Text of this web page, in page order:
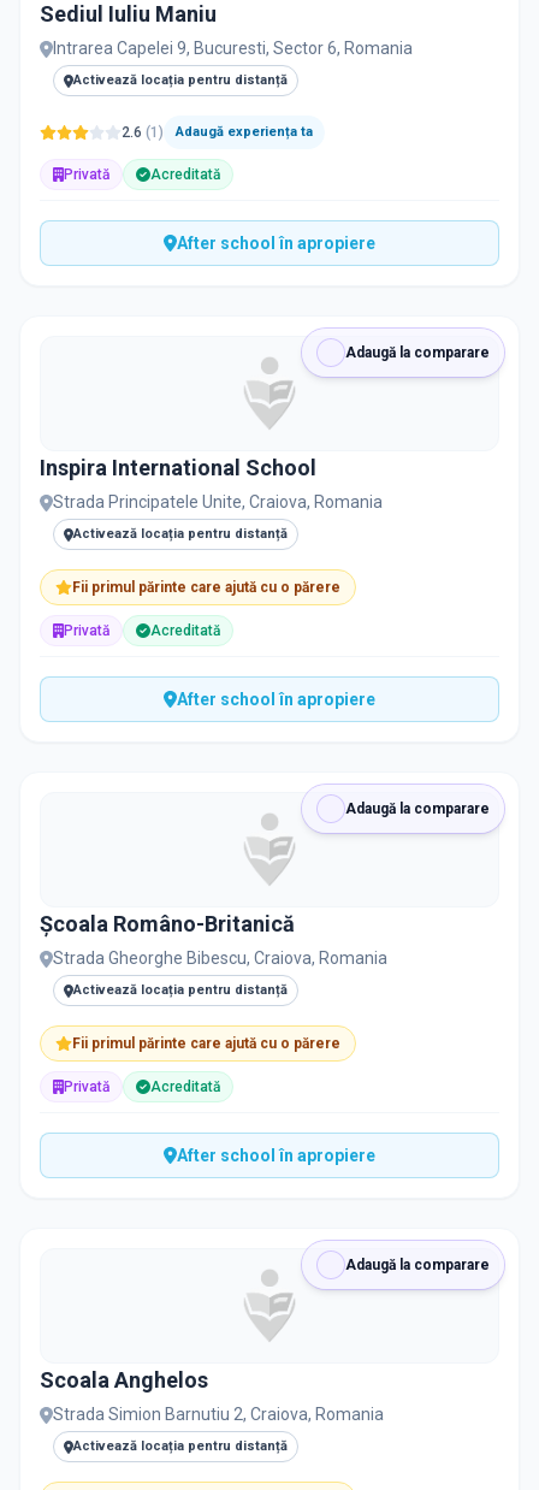
Sediul Iuliu Maniu
Intrarea Capelei 9, Bucuresti, Sector 6, Romania
Activează locația pentru distanță
2.6 (1 ) Adaugă experiența ta
Privată Acreditată
After school în apropiere
Adaugă la comparare
Inspira International School
Strada Principatele Unite, Craiova, Romania
Activează locația pentru distanță
Fii primul părinte care ajută cu o părere
Privată Acreditată
After school în apropiere
Adaugă la comparare
Școala Româno-Britanică
Strada Gheorghe Bibescu, Craiova, Romania
Activează locația pentru distanță
Fii primul părinte care ajută cu o părere
Privată Acreditată
After school în apropiere
Adaugă la comparare
Scoala Anghelos
Strada Simion Barnutiu 2, Craiova, Romania
Activează locația pentru distanță